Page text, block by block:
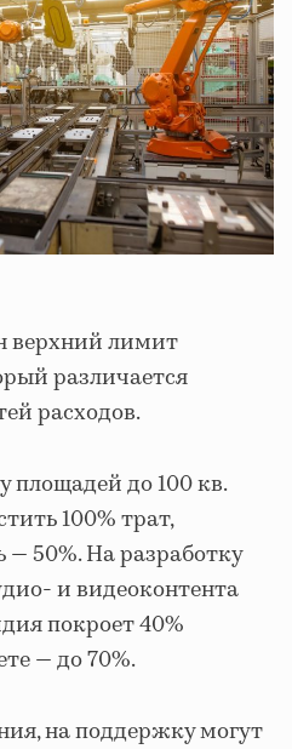
верхний лимит
различается
расходов.
площадей до 100 кв.
100% трат,
50%. На разработку
и видеоконтента
покроет 40%
— до 70%.
на поддержку могут